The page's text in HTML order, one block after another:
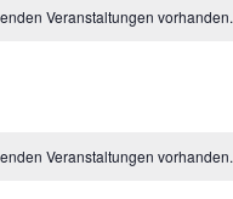
Veranstaltungen vorhanden.
Veranstaltungen vorhanden.